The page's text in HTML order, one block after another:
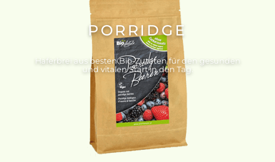
PORRIDGE
Haferbrei aus besten Bio-Zutaten für den gesunden
und vitalen Start in den Tag.